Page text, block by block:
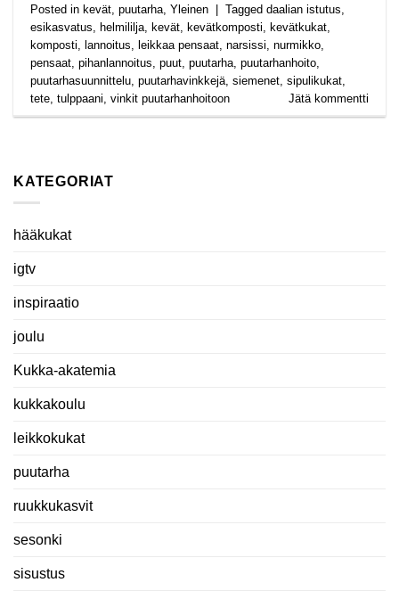
KATEGORIAT
hääkukat
igtv
inspiraatio
joulu
Kukka-akatemia
kukkakoulu
leikkokukat
puutarha
ruukkukasvit
sesonki
sisustus
Posted in kevät ,puutarha ,Yleinen Taggeddaalian istutus
esikasvatus
helmililja kevät kevätkomposti kevätkukat
komposti
lannoitus leikkaa pensaat ,narsissi ,nurmikko
pensaat ,pihanlannoitus ,puut ,puutarha ,puutarhanhoito
puutarhasuunnittelu ,puutarhavinkkejä ,siemenet ,sipulikukat
tete ,tulppaani ,vinkit puutarhanhoitoon Jätä kommentti